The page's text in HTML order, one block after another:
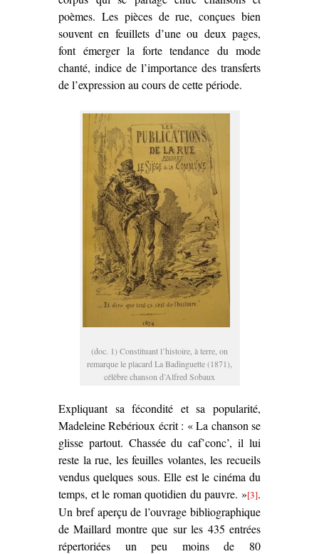
poèmes. Les pièces de rue, conçues bien
souvent en feuillets d’une ou deux pages,
font émerger la forte tendance du mode
chanté, indice de l’importance des transferts
de l’expression au cours de cette période.
(doc. 1) Constituant l’histoire, à terre, on
remarque le placard La Badinguette (1871),
célèbre chanson d’Alfred Sobaux
Expliquant sa fécondité et sa popularité,
Madeleine Rebérioux écrit : « La chanson se
glisse partout. Chassée du caf’conc’, il lui
reste la rue, les feuilles volantes, les recueils
vendus quelques sous. Elle est le cinéma du
temps, et le roman quotidien du pauvre. »[3].
Un bref aperçu de l’ouvrage bibliographique
de Maillard montre que sur les 435 entrées
répertoriées un peu moins de 80